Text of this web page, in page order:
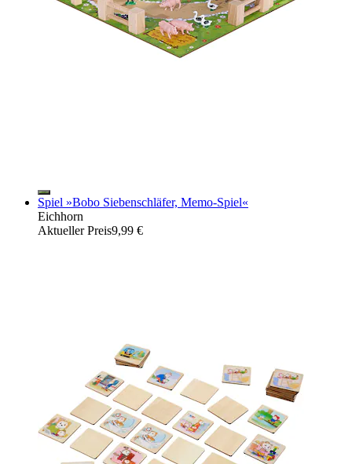
Spiel »Bobo Siebenschläfer, Memo-Spiel«
Eichhorn
Aktueller Preis9,99 €